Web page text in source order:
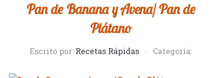
Pan de Banana y Avena/ Pan de
Plátano
Escrito por: Recetas Rápidas Categoría: